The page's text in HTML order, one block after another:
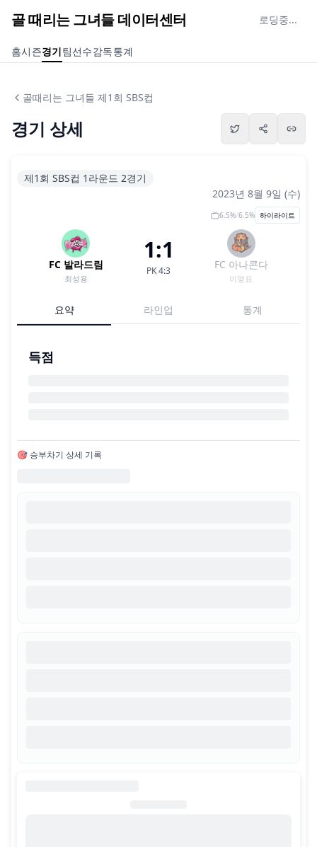
골 때리는 그녀들 데이터센터 로딩중...
홈시즌경기팀선수감독통계
골때리는 그녀들 제1회 SBS컵
경기 상세
제1회 SBS컵 1라운드 2경기
2023년 8월 9일 (수)
6.5%/6.5% 하이라이트
FC 발라드림
최성용
1:1
PK4:3 FC 아나콘다
이영표
요약 라인업 통계
득점
🎯 승부차기 상세 기록